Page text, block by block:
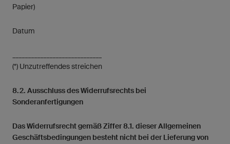
Papier)
Datum
(*) Unzutreffendes streichen
8.2. Ausschluss des Widerrufsrechts bei
Sonderanfertigungen
Das Widerrufsrecht gemäß Ziffer 8.1. dieser Allgemeinen
Geschäftsbedingungen besteht nicht bei der Lieferung von